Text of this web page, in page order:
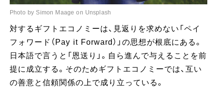
Photo by Simon Maage on Unsplash
対するギフトエコノミーは、見返りを求めない「ペイ
フォワード（Pay it Forward）」の思想が根底にある。
日本語で言うと「恩送り」。自ら進んで与えることを前
提に成立する。そのためギフトエコノミーでは、互い
の善意と信頼関係の上で成り立っている。